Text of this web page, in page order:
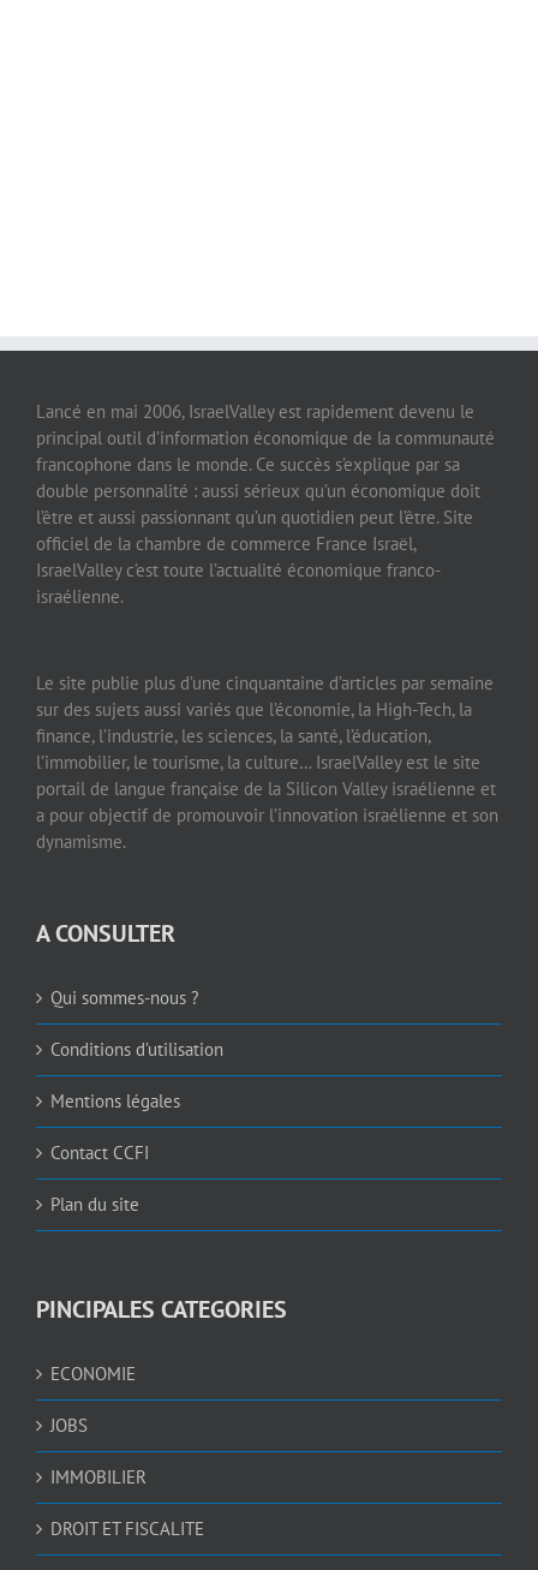
Lancé en mai 2006, IsraelValley est rapidement devenu le
principal outil d’information économique de la communauté
francophone dans le monde. Ce succès s’explique par sa
double personnalité : aussi sérieux qu’un économique doit
l’être et aussi passionnant qu’un quotidien peut l’être. Site
officiel de la chambre de commerce France Israël,
IsraelValley c’est toute l’actualité économique franco-
israélienne.
Le site publie plus d’une cinquantaine d’articles par semaine
sur des sujets aussi variés que l’économie, la High-Tech, la
finance, l’industrie, les sciences, la santé, l’éducation,
l’immobilier, le tourisme, la culture… IsraelValley est le site
portail de langue française de la Silicon Valley israélienne et
a pour objectif de promouvoir l’innovation israélienne et son
dynamisme.
A CONSULTER
Qui sommes-nous ?
Conditions d’utilisation
Mentions légales
Contact CCFI
Plan du site
PINCIPALES CATEGORIES
ECONOMIE
JOBS
IMMOBILIER
DROIT ET FISCALITE